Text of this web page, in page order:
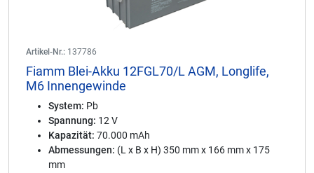
Artikel-Nr.: 137786
Fiamm Blei-Akku 12FGL70/L AGM, Longlife,
M6 Innengewinde
System: Pb
Spannung: 12 V
Kapazität: 70.000 mAh
Abmessungen: (L x B x H) 350 mm x 166 mm x 175
mm